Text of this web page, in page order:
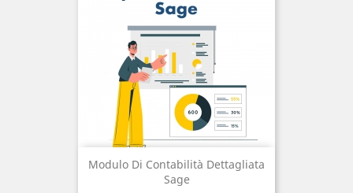
Modulo Di Contabilità Dettagliata
Sage